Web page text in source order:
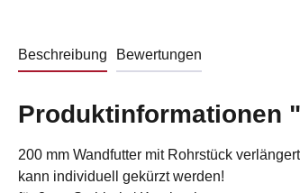
Beschreibung Bewertungen
Produktinformationen
200 mm Wandfutter mit Rohrstück verlängert
kann individuell gekürzt werden!